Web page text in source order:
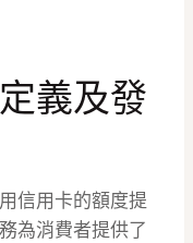
義及發
信用卡的額度提
為消費者提供了